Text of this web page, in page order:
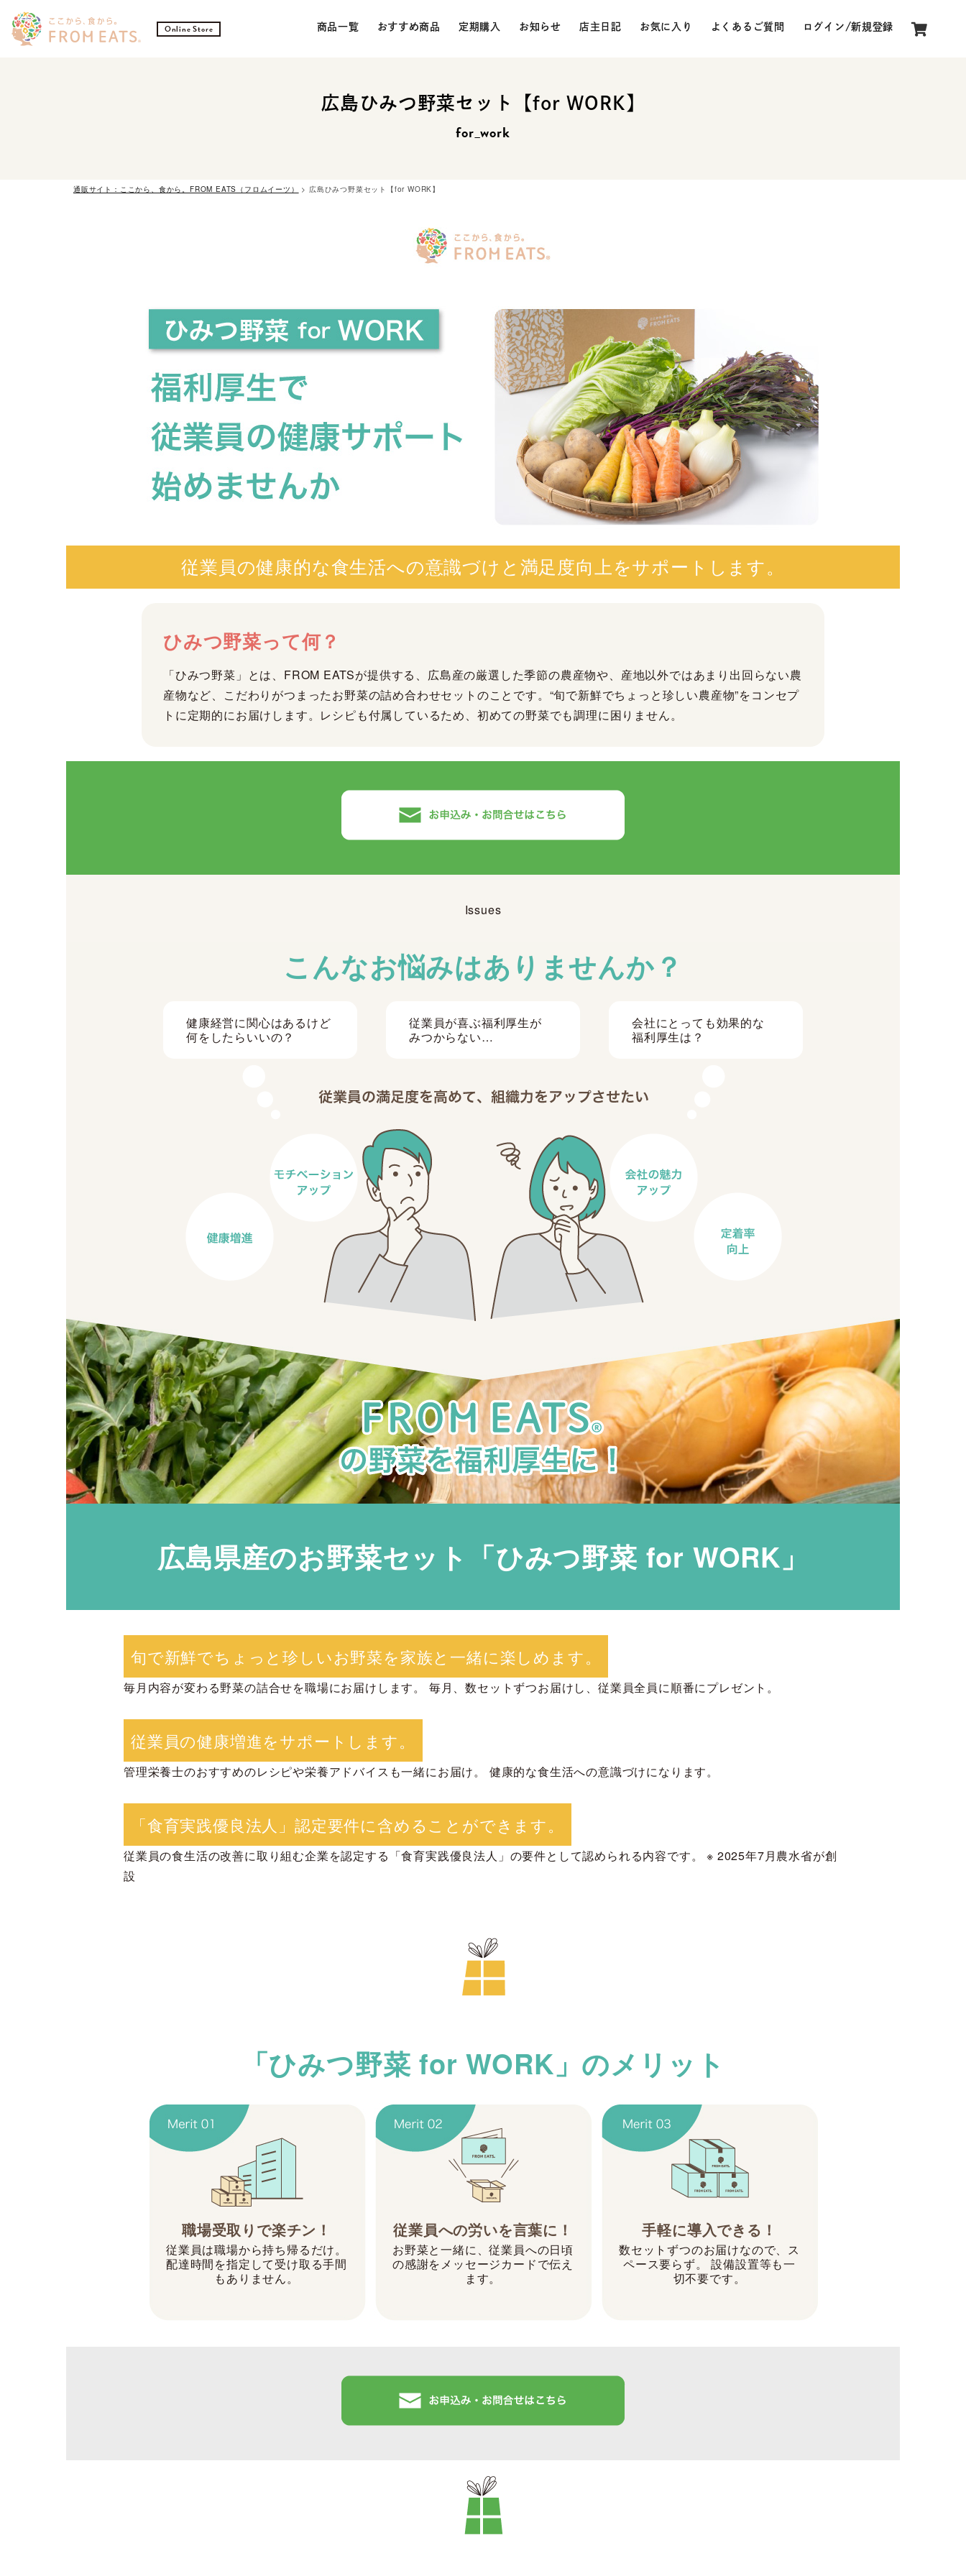
Online Store 商品一覧 おすすめ商品 定期購入 お知らせ 店主日記 お気に入り よくあるご質問 ログイン/新規登録
広島ひみつ野菜セット【for WORK】
for_work
通販サイト：ここから、食から。FROM EATS（フロムイーツ） > 広島ひみつ野菜セット【for WORK】
従業員の健康的な食生活への意識づけと満足度向上をサポートします。
ひみつ野菜って何？
「ひみつ野菜」とは、FROM EATSが提供する、広島産の厳選した季節の農産物や、産地以外ではあまり出回らない農
産物など、こだわりがつまったお野菜の詰め合わせセットのことです。“旬で新鮮でちょっと珍しい農産物”をコンセプ
トに定期的にお届けします。レシピも付属しているため、初めての野菜でも調理に困りません。
Issues
こんなお悩みはありませんか？
健康経営に関心はあるけど
何をしたらいいの？
従業員が喜ぶ福利厚生が
みつからない…
会社にとっても効果的な
福利厚生は？
広島県産のお野菜セット 「ひみつ野菜 for WORK」
旬で新鮮でちょっと珍しいお野菜を家族と一緒に楽しめます。
毎月内容が変わる野菜の詰合せを職場にお届けします。 毎月、数セットずつお届けし、従業員全員に順番にプレゼント。
従業員の健康増進をサポートします。
管理栄養士のおすすめのレシピや栄養アドバイスも一緒にお届け。 健康的な食生活への意識づけになります。
「食育実践優良法人」認定要件に含めることができます。
従業員の食生活の改善に取り組む企業を認定する「食育実践優良法人」の要件として認められる内容です。 ※ 2025年7月農水省が創
設
「ひみつ野菜 for WORK」のメリット
職場受取りで楽チン！
従業員は職場から持ち帰るだけ。
配達時間を指定して受け取る手間
もありません。
従業員への労いを言葉に！
お野菜と一緒に、従業員への日頃
の感謝をメッセージカードで伝え
ます。
手軽に導入できる！
数セットずつのお届けなので、ス
ペース要らず。 設備設置等も一
切不要です。